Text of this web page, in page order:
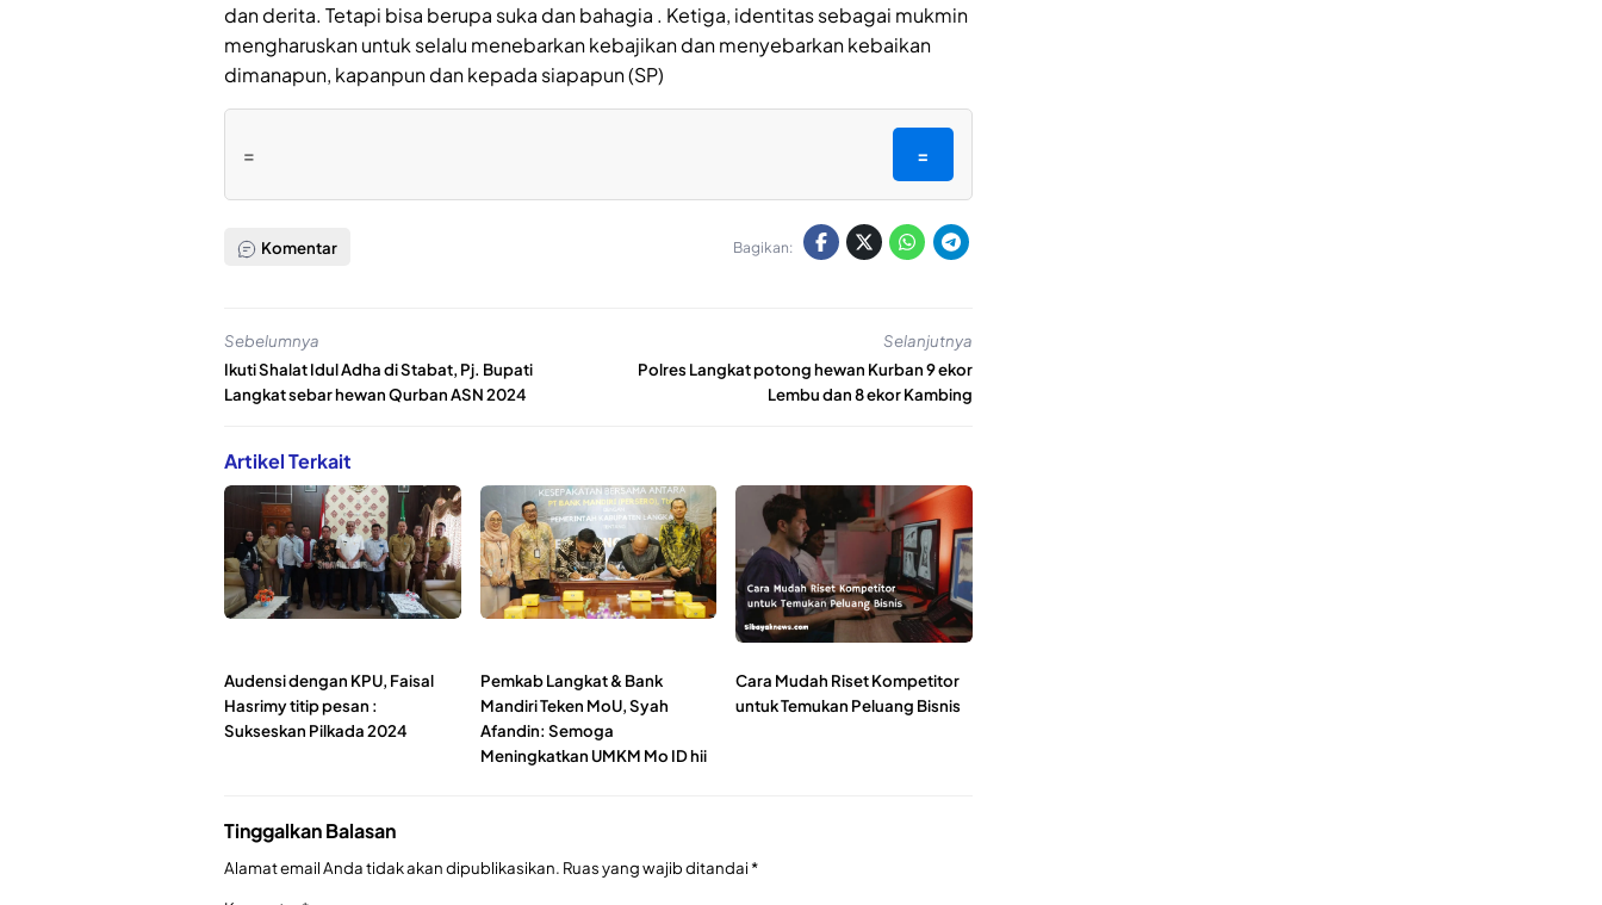
dan derita. Tetapi bisa berupa suka dan bahagia . Ketiga, identitas sebagai mukmin
mengharuskan untuk selalu menebarkan kebajikan dan menyebarkan kebaikan
dimanapun, kapanpun dan kepada siapapun (SP)
= =
Komentar Bagikan:
Sebelumnya
Ikuti Shalat Idul Adha di Stabat, Pj. Bupati
Langkat sebar hewan Qurban ASN 2024
Selanjutnya
Polres Langkat potong hewan Kurban 9 ekor
Lembu dan 8 ekor Kambing
Artikel Terkait
Audensi dengan KPU, Faisal
Hasrimy titip pesan :
Sukseskan Pilkada 2024
Pemkab Langkat & Bank
Mandiri Teken MoU, Syah
Afandin: Semoga
Meningkatkan UMKM Mo ID hii
Cara Mudah Riset Kompetitor
untuk Temukan Peluang Bisnis
Tinggalkan Balasan
Alamat email Anda tidak akan dipublikasikan. Ruas yang wajib ditandai*